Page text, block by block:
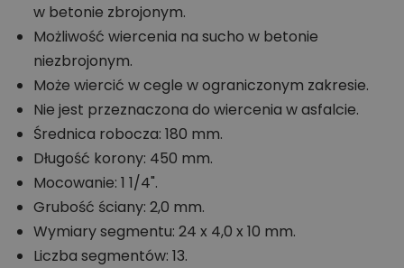
w betonie zbrojonym.
Możliwość wiercenia na sucho w betonie
niezbrojonym.
Może wiercić w cegle w ograniczonym zakresie.
Nie jest przeznaczona do wiercenia w asfalcie.
Średnica robocza: 180 mm.
Długość korony: 450 mm.
Mocowanie: 1 1/4".
Grubość ściany: 2,0 mm.
Wymiary segmentu: 24 x 4,0 x 10 mm.
Liczba segmentów: 13.